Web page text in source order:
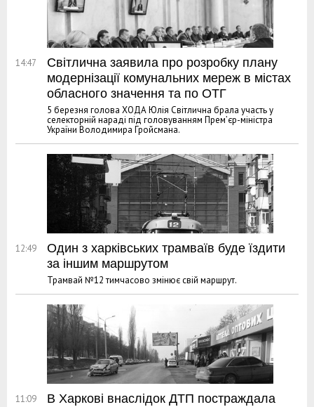
14:47
Світлична заявила про розробку плану
модернізації комунальних мереж в містах
обласного значення та по ОТГ
5 березня голова ХОДА Юлія Світлична брала участь у
селекторній нараді під головуванням Прем’єр-міністра
України Володимира Гройсмана.
12:49
Один з харківських трамваїв буде їздити
за іншим маршрутом
Трамвай №12 тимчасово змінює свій маршрут.
11:09
В Харкові внаслідок ДТП постраждала